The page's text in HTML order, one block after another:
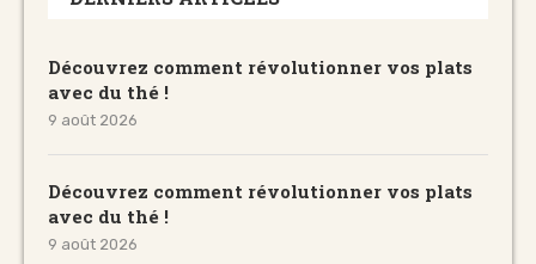
Découvrez comment révolutionner vos plats
avec du thé !
9 août 2026
Découvrez comment révolutionner vos plats
avec du thé !
9 août 2026